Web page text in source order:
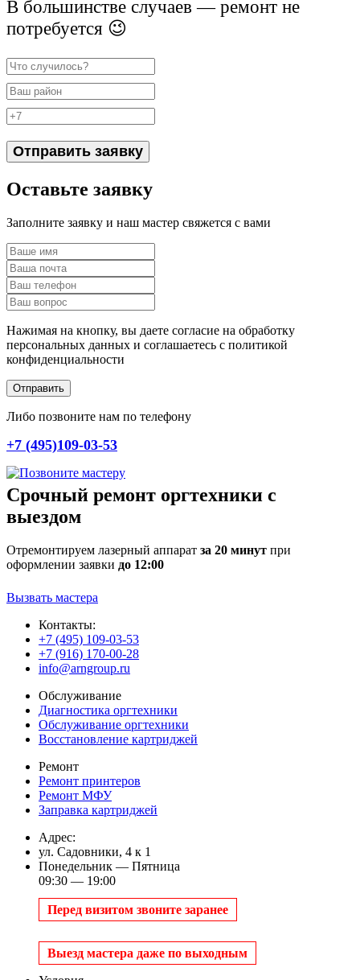
В большинстве случаев — ремонт не
потребуется 😉
Отправить заявку
Оставьте заявку
Заполните заявку и наш мастер свяжется с вами
Нажимая на кнопку, вы даете согласие на обработку
персональных данных и соглашаетесь c политикой
конфиденциальности
Отправить
Либо позвоните нам по телефону
+7 (495)109-03-53
Срочный ремонт оргтехники с
выездом
Отремонтируем лазерный аппарат за 20 минут при
оформлении заявки до 12:00
Вызвать мастера
Контакты:
+7 (495) 109-03-53
+7 (916) 170-00-28
info@arngroup.ru
Обслуживание
Диагностика оргтехники
Обслуживание оргтехники
Восстановление картриджей
Ремонт
Ремонт принтеров
Ремонт МФУ
Заправка картриджей
Адрес:
ул. Садовники, 4 к 1
Понедельник — Пятница
09:30 — 19:00
Перед визитом звоните заранее
Выезд мастера даже по выходным